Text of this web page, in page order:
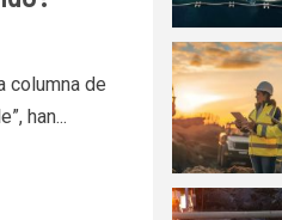
columna de
han...
4
5